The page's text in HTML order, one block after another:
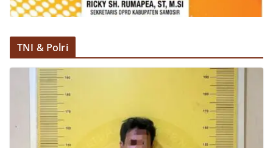
TNI & Polri